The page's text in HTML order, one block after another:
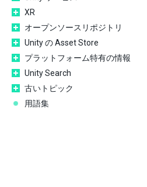
XR
オープンソースリポジトリ
Unity の Asset Store
プラットフォーム特有の情報
Unity Search
古いトピック
用語集